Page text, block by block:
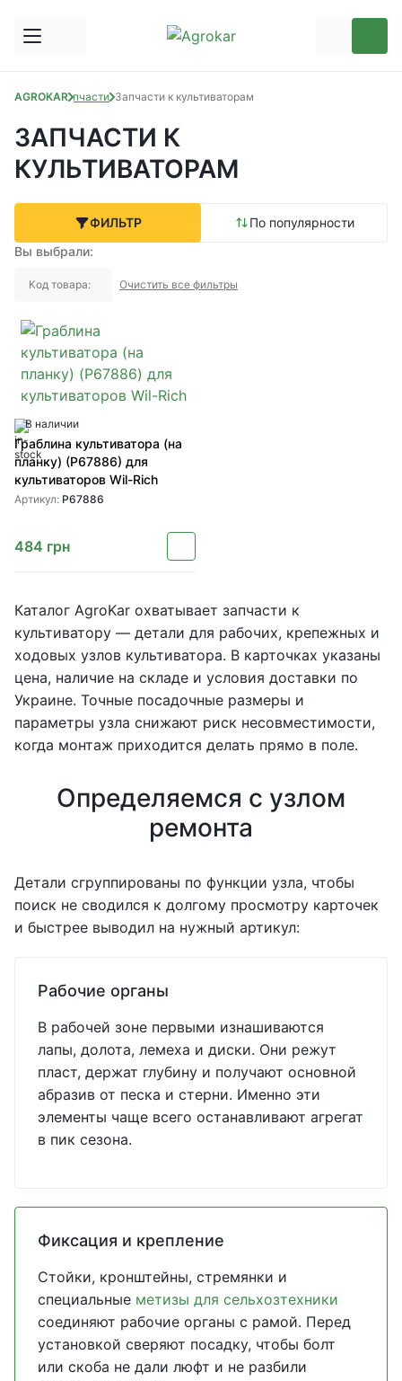
AGROKARЗапчасти Запчасти к культиваторам
ЗАПЧАСТИ К
КУЛЬТИВАТОРАМ
ФИЛЬТР
По популярности
Вы выбрали:
Код товара: Очистить все фильтры
В наличии
Граблина культиватора (на
планку) (P67886) для
культиваторов Wil-Rich
Артикул: P67886
484 грн
Каталог AgroKar охватывает запчасти к
культиватору — детали для рабочих, крепежных и
ходовых узлов культиватора. В карточках указаны
цена, наличие на складе и условия доставки по
Украине. Точные посадочные размеры и
параметры узла снижают риск несовместимости,
когда монтаж приходится делать прямо в поле.
Определяемся с узлом
ремонта
Детали сгруппированы по функции узла, чтобы
поиск не сводился к долгому просмотру карточек
и быстрее выводил на нужный артикул:
Рабочие органы
В рабочей зоне первыми изнашиваются
лапы, долота, лемеха и диски. Они режут
пласт, держат глубину и получают основной
абразив от песка и стерни. Именно эти
элементы чаще всего останавливают агрегат
в пик сезона.
Фиксация и крепление
Стойки, кронштейны, стремянки и
специальные метизы для сельхозтехники
соединяют рабочие органы с рамой. Перед
установкой сверяют посадку, чтобы болт
или скоба не дали люфт и не разбили